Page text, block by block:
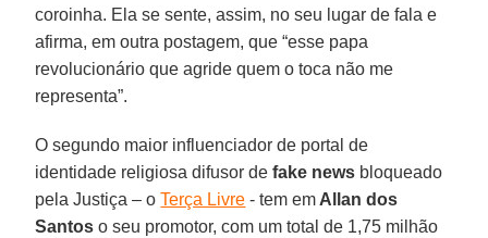
coroinha. Ela se sente, assim, no seu lugar de fala e
afirma, em outra postagem, que “esse papa
revolucionário que agride quem o toca não me
representa”.
O segundo maior influenciador de portal de
identidade religiosa difusor defake news bloqueado
pela Justiça – oTerça Livre - tem em Allan dos
Santos o seu promotor, com um total de 1,75 milhão